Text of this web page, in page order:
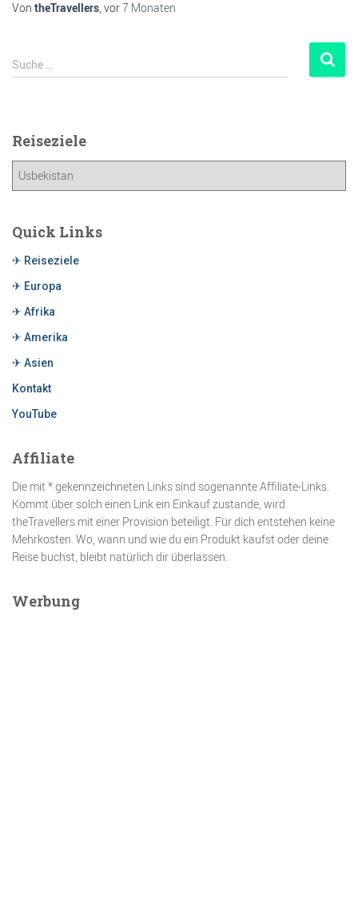
Von theTravellers , vor7 Monaten
Suche …
Reiseziele
Quick Links
✈ Reiseziele
✈ Europa
✈ Afrika
✈ Amerika
✈ Asien
Kontakt
YouTube
Affiliate
Die mit * gekennzeichneten Links sind sogenannte Affiliate-Links.
Kommt über solch einen Link ein Einkauf zustande, wird
theTravellers mit einer Provision beteiligt. Für dich entstehen keine
Mehrkosten. Wo, wann und wie du ein Produkt kaufst oder deine
Reise buchst, bleibt natürlich dir überlassen.
Werbung